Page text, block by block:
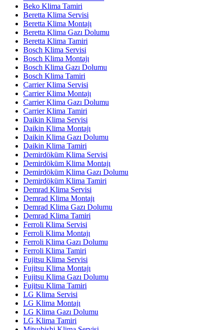
Beko Klima Tamiri
Beretta Klima Servisi
Beretta Klima Montajı
Beretta Klima Gazı Dolumu
Beretta Klima Tamiri
Bosch Klima Servisi
Bosch Klima Montajı
Bosch Klima Gazı Dolumu
Bosch Klima Tamiri
Carrier Klima Servisi
Carrier Klima Montajı
Carrier Klima Gazı Dolumu
Carrier Klima Tamiri
Daikin Klima Servisi
Daikin Klima Montajı
Daikin Klima Gazı Dolumu
Daikin Klima Tamiri
Demirdöküm Klima Servisi
Demirdöküm Klima Montajı
Demirdöküm Klima Gazı Dolumu
Demirdöküm Klima Tamiri
Demrad Klima Servisi
Demrad Klima Montajı
Demrad Klima Gazı Dolumu
Demrad Klima Tamiri
Ferroli Klima Servisi
Ferroli Klima Montajı
Ferroli Klima Gazı Dolumu
Ferroli Klima Tamiri
Fujitsu Klima Servisi
Fujitsu Klima Montajı
Fujitsu Klima Gazı Dolumu
Fujitsu Klima Tamiri
LG Klima Servisi
LG Klima Montajı
LG Klima Gazı Dolumu
LG Klima Tamiri